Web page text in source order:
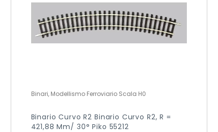
Binari, Modellismo Ferroviario Scala H0
Binario Curvo R2 Binario Curvo R2, R =
421,88 Mm/ 30° Piko 55212